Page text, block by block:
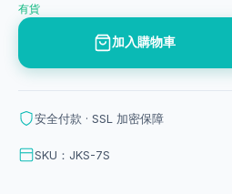
有貨
加入購物車
安全付款 · SSL 加密保障
SKU：JKS-7S